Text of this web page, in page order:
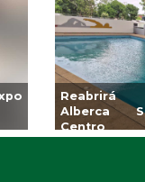
Reabrirá
Alberca
Centro